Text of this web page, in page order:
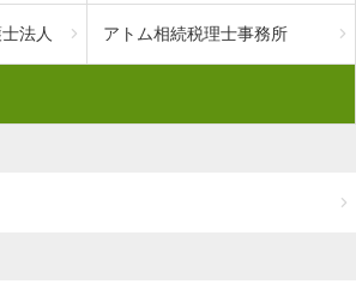
法人 アトム相続税理士事務所